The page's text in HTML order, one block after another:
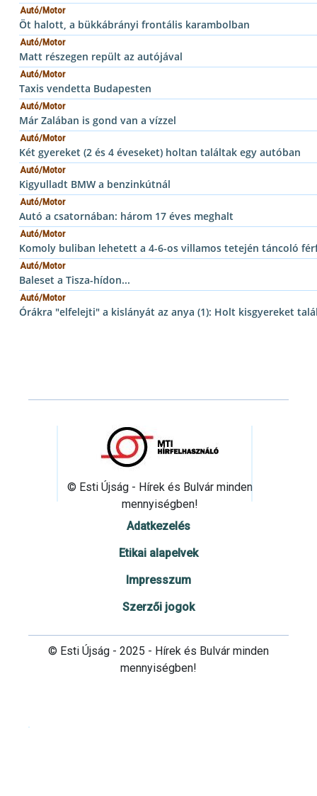
Autó/Motor
Öt halott, a bükkábrányi frontális karambolban
Autó/Motor
Matt részegen repült az autójával
Autó/Motor
Taxis vendetta Budapesten
Autó/Motor
Már Zalában is gond van a vízzel
Autó/Motor
Két gyereket (2 és 4 éveseket) holtan találtak egy autóban
Autó/Motor
Kigyulladt BMW a benzinkútnál
Autó/Motor
Autó a csatornában: három 17 éves meghalt
Autó/Motor
Komoly buliban lehetett a 4-6-os villamos tetején táncoló
Autó/Motor
Baleset a Tisza-hídon...
Autó/Motor
Órákra "elfelejti" a kislányát az anya (1): Holt kisgyereket
© Esti Újság - Hírek és Bulvár minden
mennyiségben!
Adatkezelés
Etikai alapelvek
Impresszum
Szerzői jogok
© Esti Újság - 2025 - Hírek és Bulvár minden
mennyiségben!